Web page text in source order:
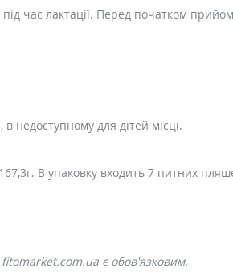
час лактації. Перед початком
недоступному для дітей місці.
В упаковку входить 7 питних
є обов'язковим.